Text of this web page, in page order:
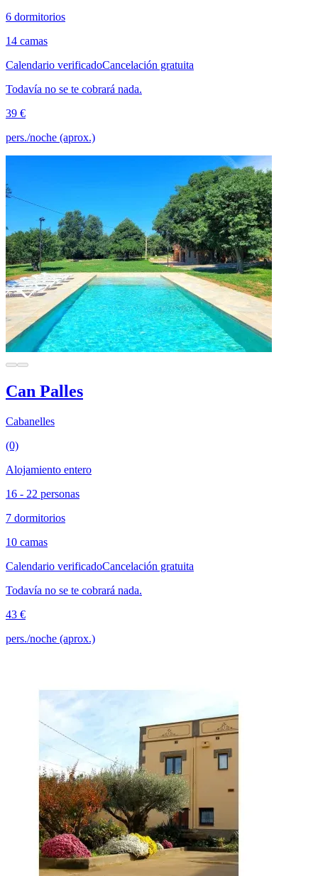
6 dormitorios
14 camas
Calendario verificadoCancelación gratuita
Todavía no se te cobrará nada.
39 €
pers./noche (aprox.)
Can Palles
Cabanelles
(0)
Alojamiento entero
16 - 22 personas
7 dormitorios
10 camas
Calendario verificadoCancelación gratuita
Todavía no se te cobrará nada.
43 €
pers./noche (aprox.)